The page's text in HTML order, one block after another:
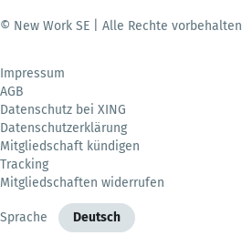
© New Work SE | Alle Rechte vorbehalten
Impressum
AGB
Datenschutz bei XING
Datenschutzerklärung
Mitgliedschaft kündigen
Tracking
Mitgliedschaften widerrufen
Sprache Deutsch